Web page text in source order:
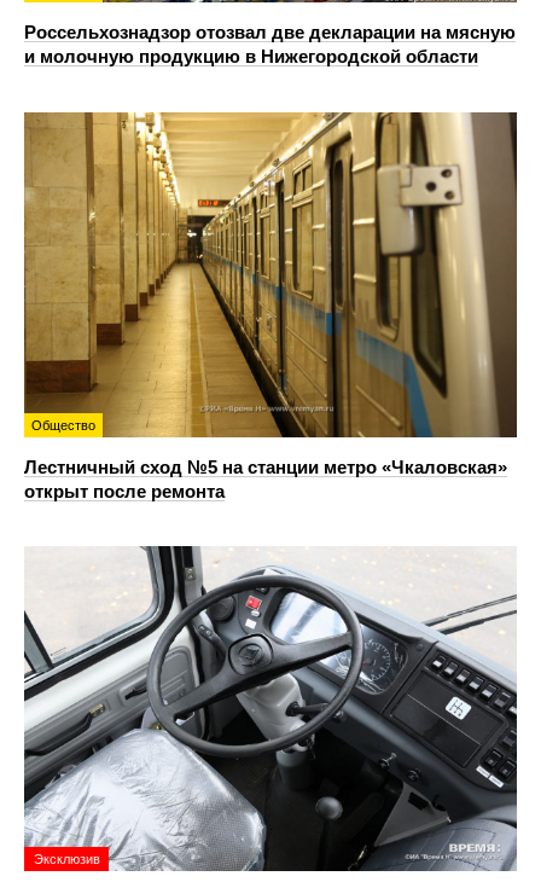
Россельхознадзор отозвал две декларации на мясную
и молочную продукцию в Нижегородской области
Общество
Лестничный сход №5 на станции метро «Чкаловская»
открыт после ремонта
Эксклюзив